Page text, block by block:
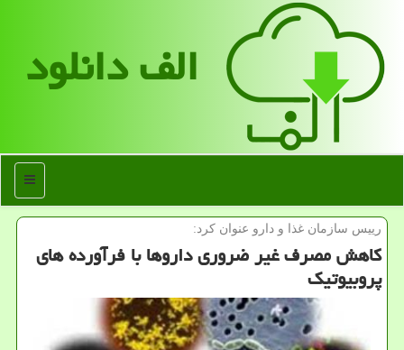
الف دانلود
منو
رییس سازمان غذا و دارو عنوان كرد:
كاهش مصرف غیر ضروری داروها با فرآورده های
پروبیوتیك